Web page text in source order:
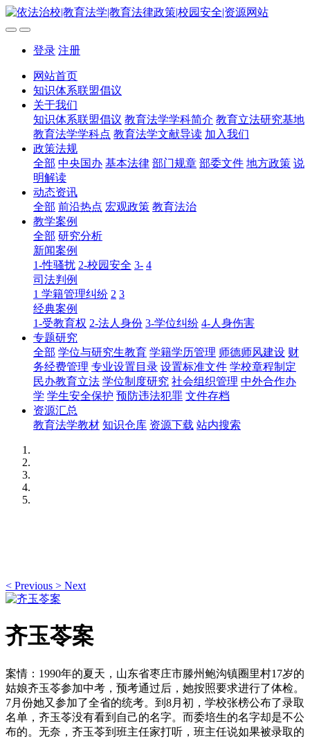
登录 注册
网站首页
知识体系联盟倡议
关于我们
知识体系联盟倡议 教育法学学科简介 教育立法研究基地
教育法学学科点 教育法学文献导读 加入我们
政策法规
全部 中央国办 基本法律 部门规章 部委文件 地方政策 说
明解读
动态资讯
全部 前沿热点 宏观政策 教育法治
教学案例
全部 研究分析
新闻案例
1-性骚扰 2-校园安全 3- 4
司法判例
1 学籍管理纠纷 2 3
经典案例
1-受教育权 2-法人身份 3-学位纠纷 4-人身伤害
专题研究
全部 学位与研究生教育 学籍学历管理 师德师风建设 财
务经费管理 专业设置目录 设置标准文件 学校章程制定
民办教育立法 学位制度研究 社会组织管理 中外合作办
学 学生安全保护 预防违法犯罪 文件存档
资源汇总
教育法学教材 知识仓库 资源下载 站内搜索
< Previous > Next
齐玉苓案
案情：1990年的夏天，山东省枣庄市滕州鲍沟镇圈里村17岁的
姑娘齐玉苓参加中考，预考通过后，她按照要求进行了体检。
7月份她又参加了全省的统考。到8月初，学校张榜公布了录取
名单，齐玉苓没有看到自己的名字。而委培生的名字却是不公
布的。无奈，齐玉苓到班主任家打听，班主任说如果被录取的